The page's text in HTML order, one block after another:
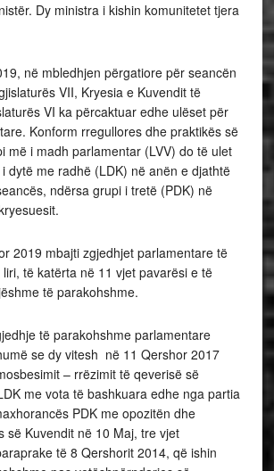
Dy ministra i kishin komunitetet tjera
në mbledhjen përgatiore për seancën
VII, Kryesia e Kuvendit të
VI ka përcaktuar edhe ulëset për
Konform rregullores dhe praktikës së
më i madh parlamentar (LVV) do të ulet
dytë me radhë (LDK) në anën e djathtë
ndërsa grupi i tretë (PDK) në
2019 mbajti zgjedhjet parlamentare të
të katërta në 11 vjet pavarësi e të
të parakohshme.
të parakohshme parlamentare
se dy vitesh në 11 Qershor 2017
– rrëzimit të qeverisë së
me vota të bashkuara edhe nga partia
PDK me opozitën dhe
së Kuvendit në 10 Maj, tre vjet
të 8 Qershorit 2014, që ishin